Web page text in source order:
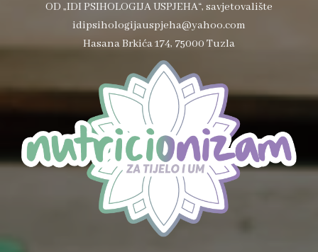
OD „IDI PSIHOLOGIJA USPJEHA“, savjetovalište
idipsihologijauspjeha@yahoo.com
Hasana Brkića 174, 75000 Tuzla